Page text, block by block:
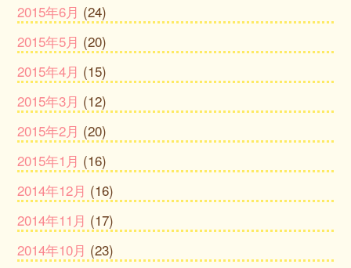
2015年6月 (24)
2015年5月 (20)
2015年4月 (15)
2015年3月 (12)
2015年2月 (20)
2015年1月 (16)
2014年12月 (16)
2014年11月 (17)
2014年10月 (23)